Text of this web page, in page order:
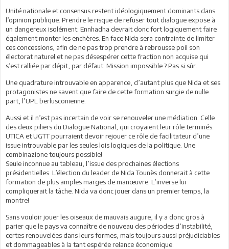
Unité nationale et consensus restent idéologiquement dominants dans
l’opinion publique. Prendre le risque de refuser tout dialogue expose à
un dangereux isolément. Ennhadha devrait donc fort logiquement faire
également monter les enchères. En face Nida sera contrainte de limiter
ces concessions, afin de ne pas trop prendre à rebrousse poil son
électorat naturel et ne pas désespérer cette fraction non acquise qui
s’est ralliée par dépit, par défaut. Mission impossible ? Pas si sûr.
Une quadrature introuvable en apparence, d’autant plus que Nida et ses
protagonistes ne savent que faire de cette formation surgie de nulle
part, l’UPL berlusconienne.
Aussi et il n’est pas incertain de voir se renouveler une médiation. Celle
des deux piliers du Dialogue National, qui croyaient leur rôle terminés.
UTICA et UGTT pourraient devoir rejouer ce rôle de facilitateur d’une
issue introuvable par les seules lois logiques de la politique. Une
combinazione toujours possible!
Seule inconnue au tableau, l’issue des prochaines élections
présidentielles. L’élection du leader de Nida Tounès donnerait à cette
formation de plus amples marges de manœuvre. L’inverse lui
compliquerait la tâche. Nida va donc jouer dans un premier temps, la
montre!
Sans vouloir jouer les oiseaux de mauvais augure, il y a donc gros à
parier que le pays va connaître de nouveau des périodes d’instabilité,
certes renouvelées dans leurs formes, mais toujours aussi préjudiciables
et dommageables à la tant espérée relance économique.